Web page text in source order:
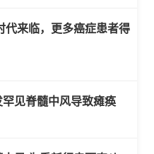
代来临，更多癌症患者得
见脊髓中风导致瘫痪